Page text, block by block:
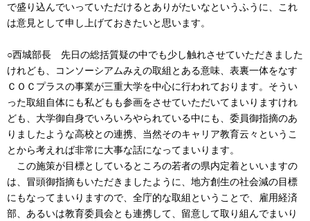
で盛り込んでいっていただけるとありがたいなというふうに、これ
は意見として申し上げておきたいと思います。
○西城部長 先日の総括質疑の中でも少し触れさせていただきました
けれども、コンソーシアムみえの取組とある意味、表裏一体をなす
ＣＯＣプラスの事業が三重大学を中心に行われております。そうい
った取組自体にも私どもも参画をさせていただいてまいりますけれ
ども、大学御自身でいろいろやられている中にも、委員御指摘のあ
りましたような高校との連携、当然そのキャリア教育云々というこ
とから考えれば非常に大事な話になってまいります。
この施策が目標としているところの若者の県内定着といいますの
は、冒頭御指摘もいただきましたように、地方創生の社会減の目標
にもなってまいりますので、全庁的な取組ということで、雇用経済
部、あるいは教育委員会とも連携して、留意して取り組んでまいり